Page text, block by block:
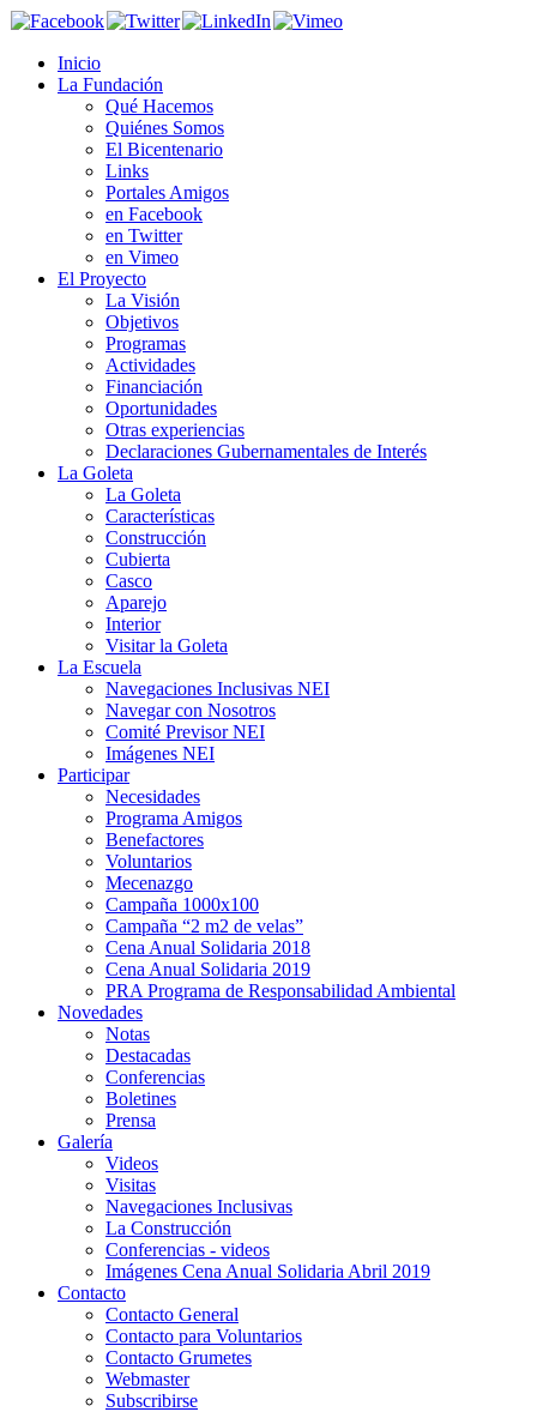
Inicio
La Fundación
Qué Hacemos
Quiénes Somos
El Bicentenario
Links
Portales Amigos
en Facebook
en Twitter
en Vimeo
El Proyecto
La Visión
Objetivos
Programas
Actividades
Financiación
Oportunidades
Otras experiencias
Declaraciones Gubernamentales de Interés
La Goleta
La Goleta
Características
Construcción
Cubierta
Casco
Aparejo
Interior
Visitar la Goleta
La Escuela
Navegaciones Inclusivas NEI
Navegar con Nosotros
Comité Previsor NEI
Imágenes NEI
Participar
Necesidades
Programa Amigos
Benefactores
Voluntarios
Mecenazgo
Campaña 1000x100
Campaña “2 m2 de velas”
Cena Anual Solidaria 2018
Cena Anual Solidaria 2019
PRA Programa de Responsabilidad Ambiental
Novedades
Notas
Destacadas
Conferencias
Boletines
Prensa
Galería
Videos
Visitas
Navegaciones Inclusivas
La Construcción
Conferencias - videos
Imágenes Cena Anual Solidaria Abril 2019
Contacto
Contacto General
Contacto para Voluntarios
Contacto Grumetes
Webmaster
Subscribirse